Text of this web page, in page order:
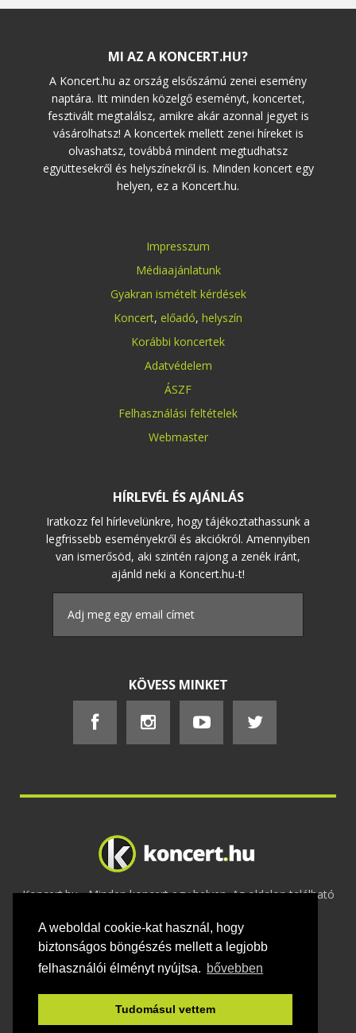
A weboldal cookie-kat használ, hogy
biztonságos böngészés mellett a legjobb
felhasználói élményt nyújtsa. bővebben
Tudomásul vettem
MI AZ A KONCERT.HU?
A Koncert.hu az ország elsőszámú zenei esemény
naptára. Itt minden közelgő eseményt, koncertet,
fesztivált megtalálsz, amikre akár azonnal jegyet is
vásárolhatsz! A koncertek mellett zenei híreket is
olvashatsz, továbbá mindent megtudhatsz
együttesekről és helyszínekről is. Minden koncert egy
helyen, ez a Koncert.hu.
Impresszum
Médiaajánlatunk
Gyakran ismételt kérdések
Koncert, előadó, helyszín
Korábbi koncertek
Adatvédelem
ÁSZF
Felhasználási feltételek
Webmaster
HÍRLEVÉL ÉS AJÁNLÁS
Iratkozz fel hírlevelünkre, hogy tájékoztathassunk a
legfrissebb eseményekről és akciókról. Amennyiben
van ismerősöd, aki szintén rajong a zenék iránt,
ajánld neki a Koncert.hu-t!
KÖVESS MINKET
Koncert.hu - Minden koncert egy helyen. Az oldalon található
2020 Adatvédelem-ÁSZF-Felhasználási
feltételek-Webmaster- Kapcsolat és üzenet küldés